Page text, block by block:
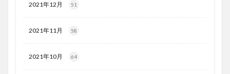
2021年12月 51
2021年11月 58
2021年10月 64